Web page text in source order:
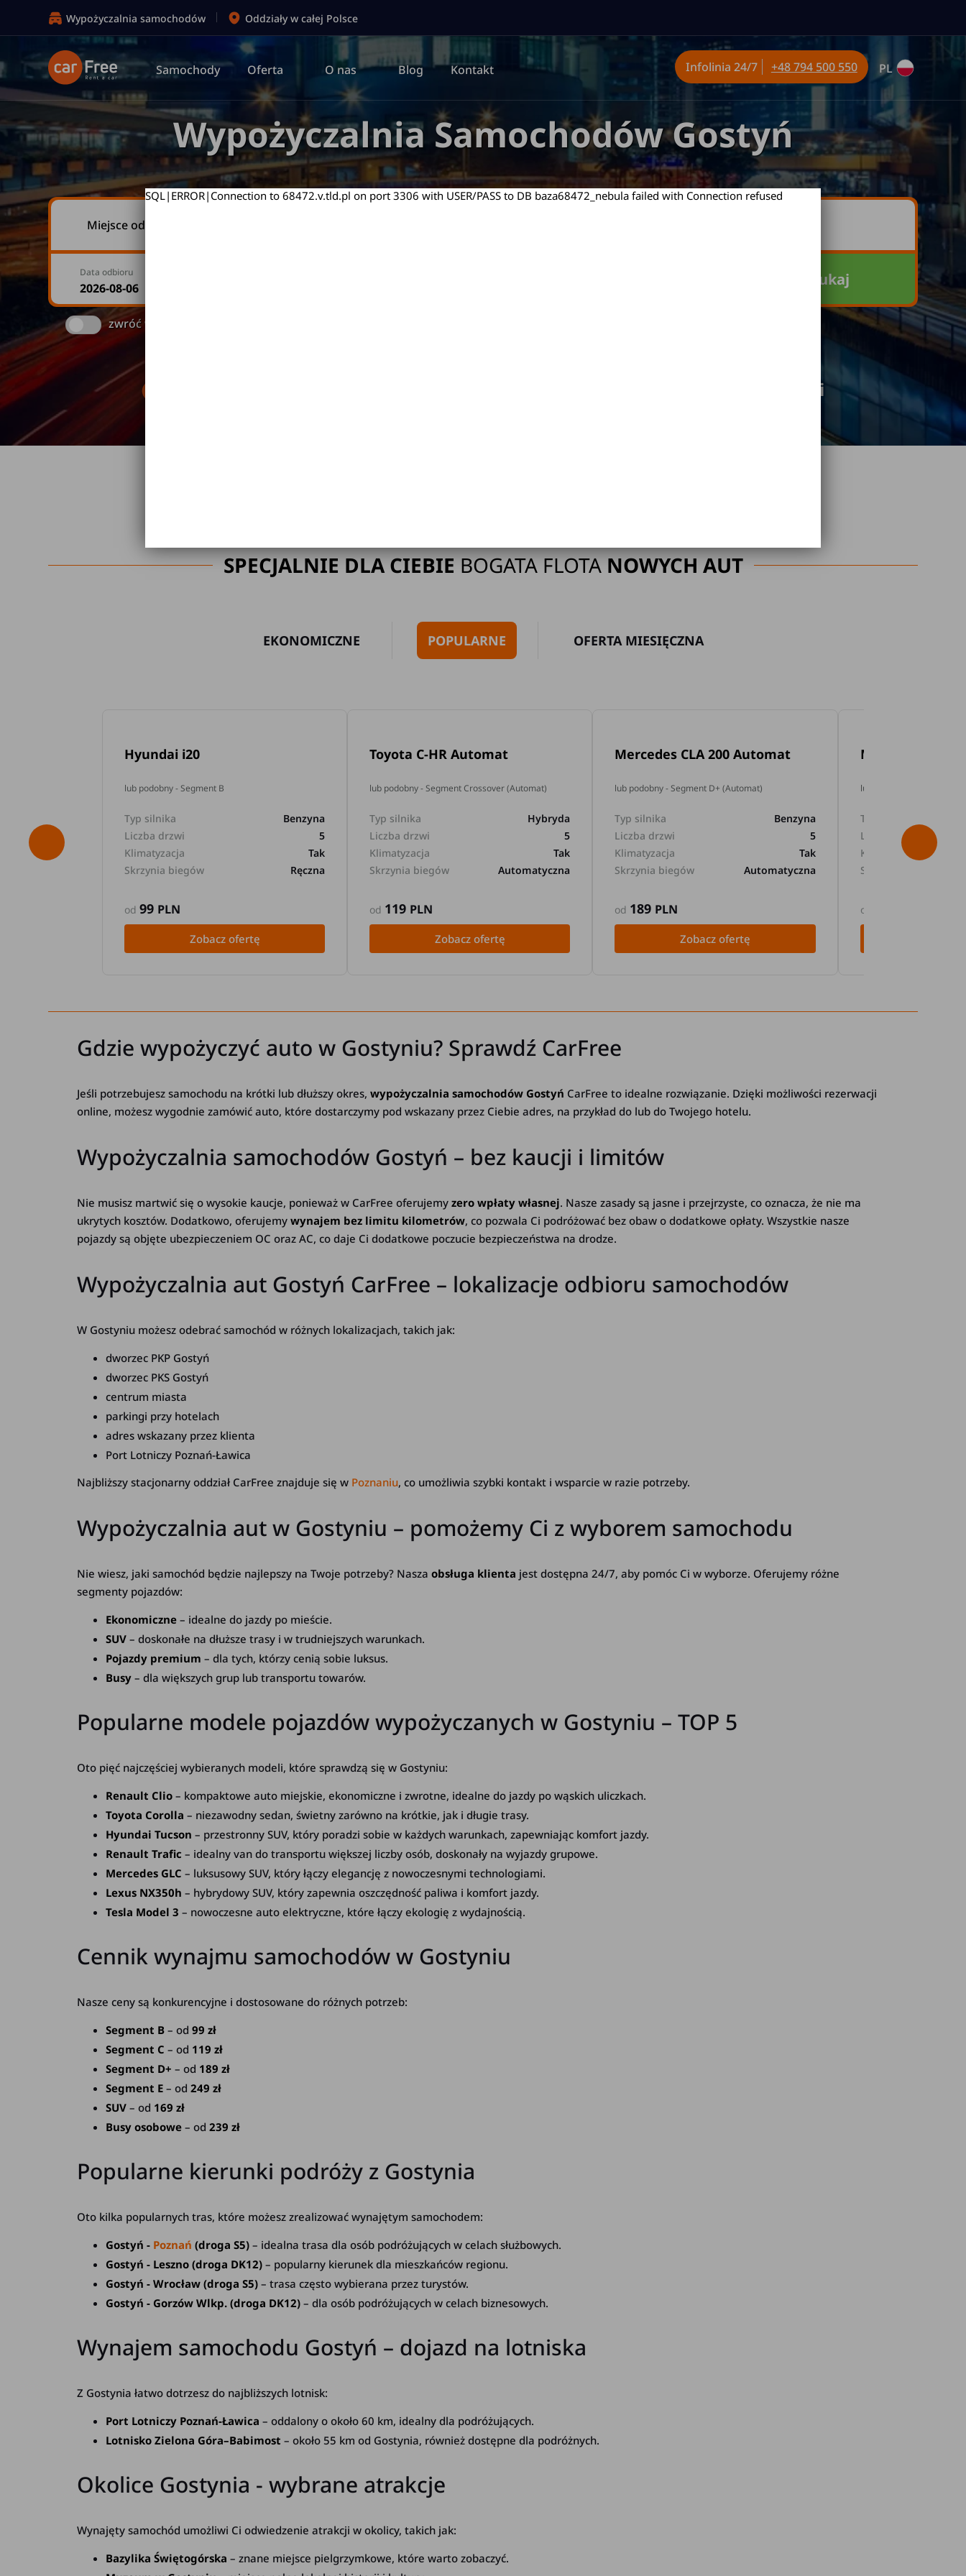
Wypożyczalnia Samochodów Gostyń
Miejsce odbioru
Data odbioru Szukaj
zwróć w innym miejscu
Bezpłatne odwołanie rezerwacji
Wypożyczalnia samochodów Oddziały w całej Polsce
Samochody Oferta O nas Blog Kontakt Infolinia 24/7 +48 794 500 550 PL
SPECJALNIE DLA CIEBIEBOGATA FLOTANOWYCH AUT
EKONOMICZNE POPULARNE OFERTA MIESIĘCZNA
Hyundai i20
lub podobny - Segment B
Typ silnika
Benzyna
Liczba drzwi
5
Klimatyzacja
Tak
Skrzynia biegów
Ręczna
od99 PLN
Zobacz ofertę
Toyota C-HR Automat
lub podobny - Segment Crossover (Automat)
Typ silnika
Hybryda
Liczba drzwi
5
Klimatyzacja
Tak
Skrzynia biegów
Automatyczna
od 119 PLN
Zobacz ofertę
Mercedes CLA 200 Automat
lub podobny - Segment D+ (Automat)
Typ silnika
Benzyna
Liczba drzwi
5
Klimatyzacja
Tak
Skrzynia biegów
Automatyczna
od 189 PLN
Zobacz ofertę
Mercedes GLA
lub podobny - Segment
Typ silnika
Liczba drzwi
Klimatyzacja
Skrzynia biegów
od
Gdzie wypożyczyć auto w Gostyniu? Sprawdź CarFree
Jeśli potrzebujesz samochodu na krótki lub dłuższy okres,wypożyczalnia samochodów Gostyń CarFree to idealne rozwiązanie. Dzięki możliwości rezerwacji
online, możesz wygodnie zamówić auto, które dostarczymy pod wskazany przez Ciebie adres, na przykład do lub do Twojego hotelu.
Wypożyczalnia samochodów Gostyń – bez kaucji i limitów
Nie musisz martwić się o wysokie kaucje, ponieważ w CarFree oferujemyzero wpłaty własnej. Nasze zasady są jasne i przejrzyste, co oznacza, że nie ma
ukrytych kosztów. Dodatkowo, oferujemywynajem bez limitu kilometrów, co pozwala Ci podróżować bez obaw o dodatkowe opłaty. Wszystkie nasze
pojazdy są objęte ubezpieczeniem OC oraz AC, co daje Ci dodatkowe poczucie bezpieczeństwa na drodze.
Wypożyczalnia aut Gostyń CarFree – lokalizacje odbioru samochodów
W Gostyniu możesz odebrać samochód w różnych lokalizacjach, takich jak:
dworzec PKP Gostyń
dworzec PKS Gostyń
centrum miasta
parkingi przy hotelach
adres wskazany przez klienta
Port Lotniczy Poznań-Ławica
Najbliższy stacjonarny oddział CarFree znajduje się w Poznaniu, co umożliwia szybki kontakt i wsparcie w razie potrzeby.
Wypożyczalnia aut w Gostyniu – pomożemy Ci z wyborem samochodu
Nie wiesz, jaki samochód będzie najlepszy na Twoje potrzeby? Naszaobsługa klienta jest dostępna 24/7, aby pomóc Ci w wyborze. Oferujemy różne
segmenty pojazdów:
Ekonomiczne – idealne do jazdy po mieście.
SUV – doskonałe na dłuższe trasy i w trudniejszych warunkach.
Pojazdy premium – dla tych, którzy cenią sobie luksus.
Busy – dla większych grup lub transportu towarów.
Popularne modele pojazdów wypożyczanych w Gostyniu – TOP 5
Oto pięć najczęściej wybieranych modeli, które sprawdzą się w Gostyniu:
Renault Clio – kompaktowe auto miejskie, ekonomiczne i zwrotne, idealne do jazdy po wąskich uliczkach.
Toyota Corolla – niezawodny sedan, świetny zarówno na krótkie, jak i długie trasy.
Hyundai Tucson – przestronny SUV, który poradzi sobie w każdych warunkach, zapewniając komfort jazdy.
Renault Trafic – idealny van do transportu większej liczby osób, doskonały na wyjazdy grupowe.
Mercedes GLC – luksusowy SUV, który łączy elegancję z nowoczesnymi technologiami.
Lexus NX350h – hybrydowy SUV, który zapewnia oszczędność paliwa i komfort jazdy.
Tesla Model 3 – nowoczesne auto elektryczne, które łączy ekologię z wydajnością.
Cennik wynajmu samochodów w Gostyniu
Nasze ceny są konkurencyjne i dostosowane do różnych potrzeb:
Segment B – od99 zł
Segment C – od 119 zł
Segment D+ – od 189 zł
Segment E – od249 zł
SUV – od 169 zł
Busy osobowe – od239 zł
Popularne kierunki podróży z Gostynia
Oto kilka popularnych tras, które możesz zrealizować wynajętym samochodem:
Gostyń - Poznań (droga S5) – idealna trasa dla osób podróżujących w celach służbowych.
Gostyń - Leszno (droga DK12) – popularny kierunek dla mieszkańców regionu.
Gostyń - Wrocław (droga S5) – trasa często wybierana przez turystów.
Gostyń - Gorzów Wlkp. (droga DK12) – dla osób podróżujących w celach biznesowych.
Wynajem samochodu Gostyń – dojazd na lotniska
Z Gostynia łatwo dotrzesz do najbliższych lotnisk:
Port Lotniczy Poznań-Ławica – oddalony o około 60 km, idealny dla podróżujących.
Lotnisko Zielona Góra–Babimost – około 55 km od Gostynia, również dostępne dla podróżnych.
Okolice Gostynia - wybrane atrakcje
Wynajęty samochód umożliwi Ci odwiedzenie atrakcji w okolicy, takich jak:
Bazylika Świętogórska – znane miejsce pielgrzymkowe, które warto zobaczyć.
SQL|ERROR|Connection to 68472.v.tld.pl on port 3306 with USER/PASS to DB baza68472_nebula failed with Connection refused